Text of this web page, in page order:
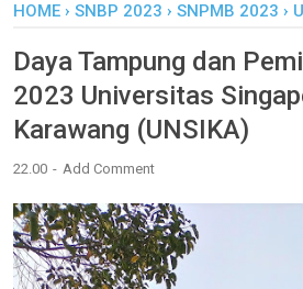
HOME › SNBP 2023 › SNPMB 2023 ›
Daya Tampung dan
2023 Universitas
Karawang (UNSIKA)
22.00 Add Comment